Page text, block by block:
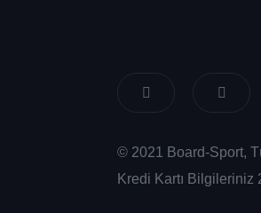
© 2021 Board-Sport,
Kredi Kartı Bilgileriniz